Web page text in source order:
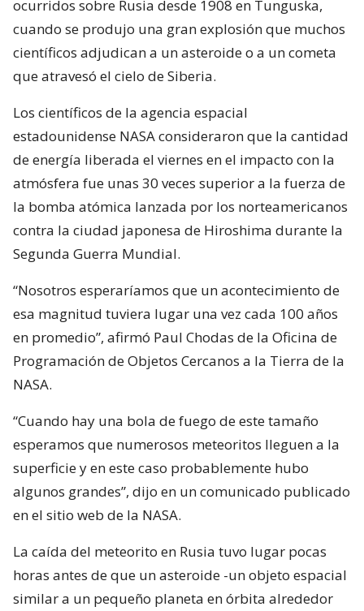
ocurridos sobre Rusia desde 1908 en Tunguska,
cuando se produjo una gran explosión que muchos
científicos adjudican a un asteroide o a un cometa
que atravesó el cielo de Siberia.
Los científicos de la agencia espacial
estadounidense NASA consideraron que la cantidad
de energía liberada el viernes en el impacto con la
atmósfera fue unas 30 veces superior a la fuerza de
la bomba atómica lanzada por los norteamericanos
contra la ciudad japonesa de Hiroshima durante la
Segunda Guerra Mundial.
“Nosotros esperaríamos que un acontecimiento de
esa magnitud tuviera lugar una vez cada 100 años
en promedio”, afirmó Paul Chodas de la Oficina de
Programación de Objetos Cercanos a la Tierra de la
NASA.
“Cuando hay una bola de fuego de este tamaño
esperamos que numerosos meteoritos lleguen a la
superficie y en este caso probablemente hubo
algunos grandes”, dijo en un comunicado publicado
en el sitio web de la NASA.
La caída del meteorito en Rusia tuvo lugar pocas
horas antes de que un asteroide -un objeto espacial
similar a un pequeño planeta en órbita alrededor